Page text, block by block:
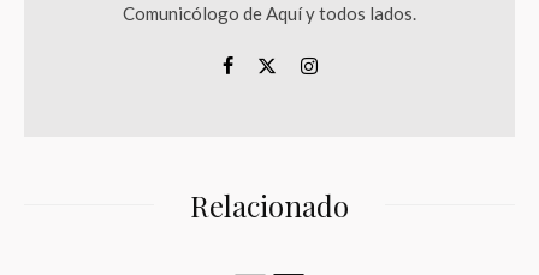
Comunicólogo de Aquí y todos lados.
Relacionado